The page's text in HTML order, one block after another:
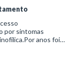
por sintomas
anos foi